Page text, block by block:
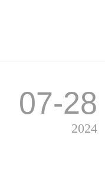
07-28
2024